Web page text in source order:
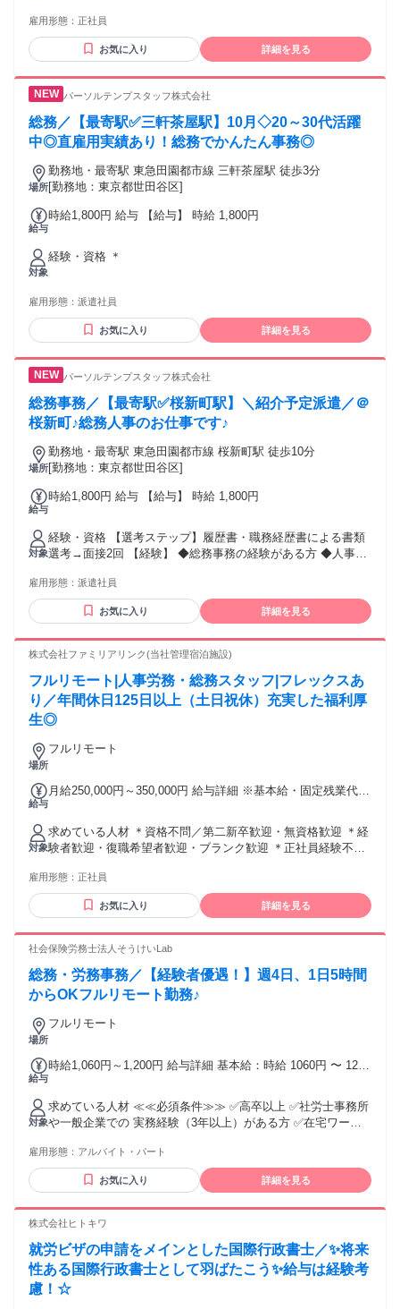
備考：変更無
迎】 ■インターネット・Webサービス業界でのご経験 ■行政規
制対応のご経験 ■M&Aや訴訟の対応のご経験 ※適性や状況に
より、部内コーポレート法務課や、グループ会社（出向）法
大学院 大学 語学力：英語 資格：
雇用形態： 正社員
お気に入り 詳細を見る
パーソルテンプスタッフ株式会社
総務／【最寄駅✅三軒茶屋駅】10月◇20～30代活躍
中◎直雇用実績あり！総務でかんたん事務◎
場所
勤務地・最寄駅 東急田園都市線 三軒茶屋駅 徒歩3分
[勤務地：東京都世田谷区]
給与
時給1,800円 給与 【給与】 時給 1,800円
対象
経験・資格 ＊
雇用形態： 派遣社員
お気に入り 詳細を見る
パーソルテンプスタッフ株式会社
総務事務／【最寄駅✅桜新町駅】＼紹介予定派遣／＠
桜新町♪総務人事のお仕事です♪
場所
勤務地・最寄駅 東急田園都市線 桜新町駅 徒歩10分
[勤務地：東京都世田谷区]
給与
時給1,800円 給与 【給与】 時給 1,800円
対象
経験・資格 【選考ステップ】履歴書・職務経歴書による書類
選考→面接2回 【経験】 ◆総務事務の経験がある方 ◆人事給
がある方
雇用形態： 派遣社員
お気に入り 詳細を見る
株式会社ファミリアリンク(当社管理宿泊施設)
フルリモート|人事労務・総務スタッフ|フレックスあ
り／年間休日125日以上（土日祝休）充実した福利厚
生◎
場所
フルリモート
給与
月給250,000円～350,000円 給与詳細 ※基本給・固定残業代・
定残業代：あり 1ヶ月あたり4万500円 〜 9万円（固定残業時
間：1ヶ月あたり25時間 〜 45時間） 固定残業時間を超えた勤
務時間については別途残業代を支給する 【一律手当】 全員に
一律で支払われる通勤・皆勤・家族手当金額：なし 全員に一
【昇給／賞与】 ・昇給あり（年１回） ・賞与あり（年２回）
※ただし業績や人事評価による ※賞与は入社１年経過後から
支給対象 【各種手当】 ・時間外手当 ・役職手当 ・職能手当
・在宅勤務手当 ・出社手当 ・誕生日手当 ・子女教育手当 ・
出張手当 ・年末年始勤務手当 ・社員紹介手当
対象
求めている人材 ＊資格不問／第二新卒歓迎・無資格歓迎 ＊経
験者歓迎・復職希望者歓迎・ブランク歓迎 ＊正社員経験不問
必須条件】 ・学歴／高等学校卒以上 ・電話・メールなどのビ
ジネスマナー ・ベンチャー企業または100名程度の企業での
管理部門（人事・労務・総務等）実務経験2年以上（業種問わ
Googleスプレッドシート（関数：IF、
では下記ツールを使用します。 Google Workspace, Slack,
Notion, LINE(PC版) 【求めるスキルや経験】 ・基本的な労働
の改善や仕組みづくりの経験 ・勤怠管理システムの運用経験
衛生業務の経験 ・就業規則や社内規程の管理経験 ・Slack、
Notion、Google Workspace等の業務ツール利用経験 ・
材紹介・人材派遣など）での実務経験のある方 ・人事系の資
格・検定をお持ちの方（社会保険労務士、キャリアコンサル
に楽しめる方 ・自ら課題を見つけ改善できる方 ・チームワー
クを大切にできる方 ・AIや新しいツールを積極的に学べる方
・複数業務を優先順位をつけて進められる方 ・会社を支える
歳未満（例外事由3号のイ・長期勤続によるキャリア形成のた
雇用形態： 正社員
お気に入り 詳細を見る
社会保険労務士法人そうけいLab
総務・労務事務／【経験者優遇！】週4日、1日5時間
からOKフルリモート勤務♪
場所
フルリモート
給与
時給1,060円～1,200円 給与詳細 基本給：時給 1060円 〜 1200
わず、打ち合わせや 会議などもWEB会議で行いますので、
出勤は基本的にありません。
対象
求めている人材 ≪≪必須条件≫≫ ✅高卒以上 ✅社労士事務所
や一般企業での 実務経験（3年以上）がある方 ✅在宅ワーク
ます】 □下記システムの操作・使用経験がある方 ・PCA給与
・KING OF TIME ・Touch on Time ・オフィスステーション
・jinjer（ジンジャー）給与、勤怠など □社会保険労務士の資
方 歓迎します！ 今までの経験や知識を活かして 働きたい方
雇用形態： アルバイト・パート
お気に入り 詳細を見る
株式会社ヒトキワ
就労ビザの申請をメインとした国際行政書士／✨将来
性ある国際行政書士として羽ばたこう✨給与は経験考
慮！☆